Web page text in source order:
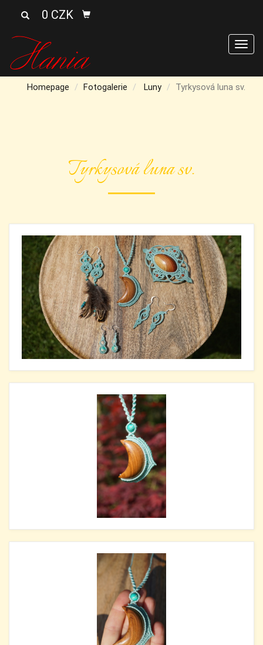
0 CZK
Homepage Fotogalerie Luny Tyrkysová luna sv.
Tyrkysová luna sv.